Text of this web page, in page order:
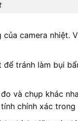
camera nhiệt.
để tránh làm bụi
và chụp khác
chính xác